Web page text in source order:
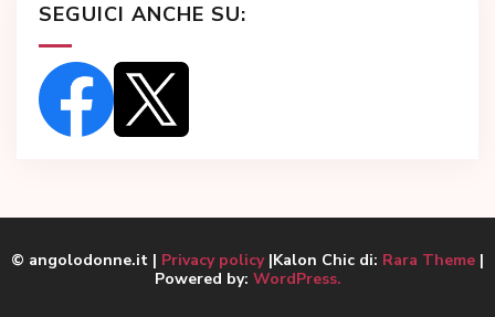
SEGUICI ANCHE SU:
© angolodonne.it | Privacy policy |Kalon Chic di: Rara Theme |
Powered by: WordPress.